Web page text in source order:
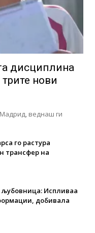
дисциплина
нови
веднаш ги
го растура
трансфер на
Испливаа
добивала